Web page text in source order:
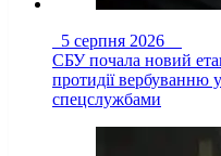
5 серпня 2026
СБУ почала новий
протидії вербуванню
спецслужбами